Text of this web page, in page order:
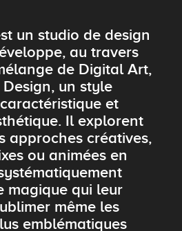
un studio de design
au travers
de Digital Art,
un style
et
Il explorent
approches créatives,
ou animées en
magique qui leur
même les
emblématiques